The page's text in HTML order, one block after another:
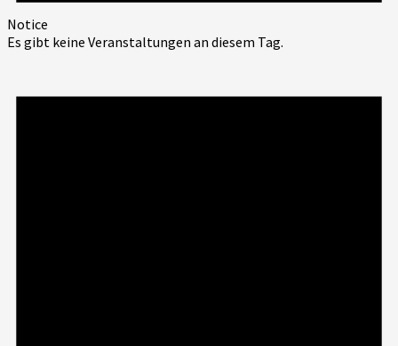
Notice
Es gibt keine Veranstaltungen an diesem Tag.